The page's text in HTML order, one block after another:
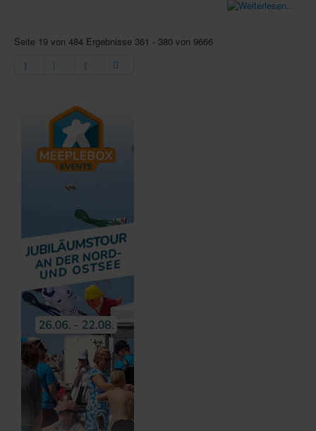
Seite 19 von 484 Ergebnisse 361 - 380 von 9666